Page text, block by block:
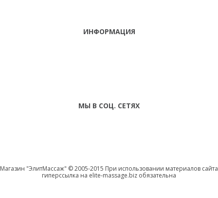
ИНФОРМАЦИЯ
МЫ В СОЦ. СЕТЯХ
Магазин "ЭлитМассаж" © 2005-2015 При использовании материалов сайта
гиперссылка на elite-massage.biz обязательна